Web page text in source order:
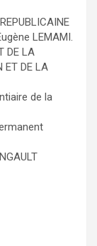
LEMAMI.
DE LA
ET DE LA
de la